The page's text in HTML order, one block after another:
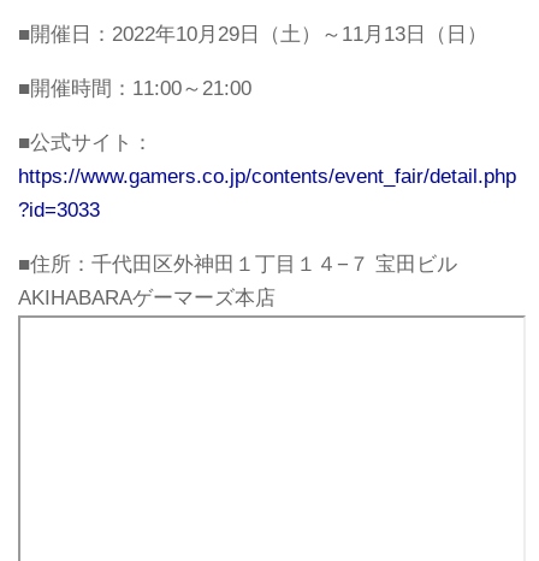
■開催日：2022年10月29日（土）～11月13日（日）
■開催時間：11:00～21:00
■公式サイト：
https://www.gamers.co.jp/contents/event_fair/detail.php
?id=3033
■住所：千代田区外神田１丁目１４−７ 宝田ビル
AKIHABARAゲーマーズ本店